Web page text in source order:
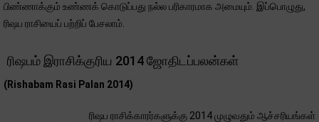
பிண்ணாக்கும் உண்ணக் கொடுப்பது நல்ல பரிகாரமாக அமையும். இப்பொழுது,
ரிஷப ராசியைப் பற்றிப் பேசலாம்.
ரிஷபம் இராசிக்குரிய 2014 ஜோதிடப்பலன்கள்
(Rishabam Rasi Palan 2014)
ரிஷப ராசிக்காரர்களுக்கு 2014 முழுவதும் ஆச்சரியங்கள்